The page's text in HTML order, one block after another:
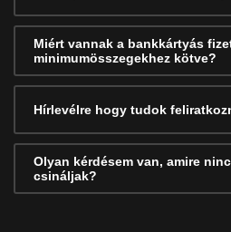
Miért vannak a bankkártyás
minimumösszegekhez kötve?
Hírlevélre hogy tudok
Olyan kérdésem van, amire
csináljak?